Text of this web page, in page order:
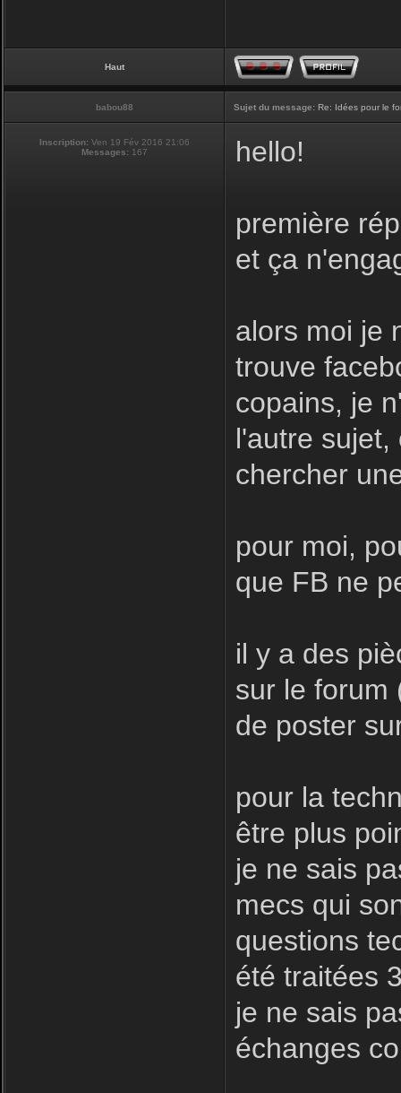
Haut
babou88 Sujet du message: Re: Idées pour le
Inscription: Ven 19 Fév 2016 21:06
Messages: 167 hello!
première
et ça
alors moi je
trouve
copains, je
l'autre
chercher
pour moi,
que FB ne
il y a des
sur le forum
de poster
pour la
être plus
je ne sais
mecs qui
questions
été traitées
je ne sais
échanges